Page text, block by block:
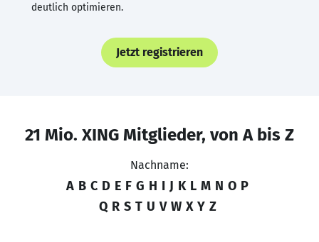
deutlich optimieren.
Jetzt registrieren
21 Mio. XING Mitglieder, von A bis Z
Nachname:
A B C D E F G H I J K L M N O P
Q R S T U V W X Y Z